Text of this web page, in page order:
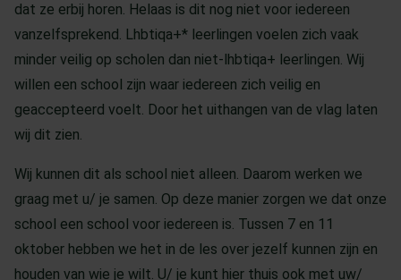
dat ze erbij horen. Helaas is dit nog niet voor iedereen
vanzelfsprekend. Lhbtiqa+* leerlingen voelen zich vaak
minder veilig op scholen dan niet-lhbtiqa+ leerlingen. Wij
willen een school zijn waar iedereen zich veilig en
geaccepteerd voelt. Door het uithangen van de vlag laten
wij dit zien.
Wij kunnen dit als school niet alleen. Daarom werken we
graag met u/ je samen. Op deze manier zorgen we dat onze
school een school voor iedereen is. Tussen 7 en 11
oktober hebben we het in de les over jezelf kunnen zijn en
houden van wie je wilt. U/ je kunt hier thuis ook met uw/